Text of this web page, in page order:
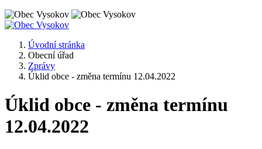
Úvodní stránka
Obecní úřad
Zprávy
Úklid obce - změna termínu 12.04.2022
Úklid obce - změna termínu
12.04.2022